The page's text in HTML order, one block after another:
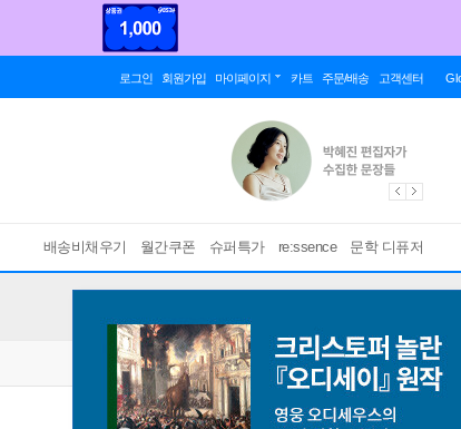
로그인 회원가입 마이페이지 카트 주문/배송 고객센터
배송비채우기 월간쿠폰 슈퍼특가 re:ssence 문학 디퓨저